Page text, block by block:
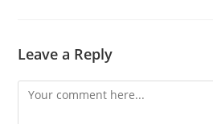
Leave a Reply
Comment